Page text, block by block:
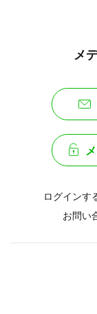
メ
ログインす
お問い